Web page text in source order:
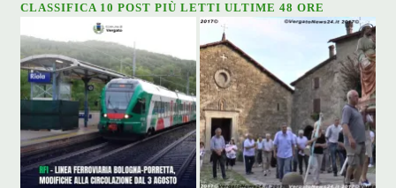
CLASSIFICA 10 POST PIÙ LETTI ULTIME 48 ORE